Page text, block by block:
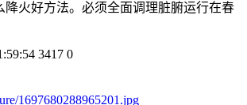
降火好方法。必须全面调理脏腑运行在春
3417 0